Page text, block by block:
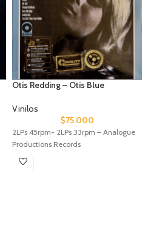
Otis Redding – Otis Blue
Vinilos
$75.000
2LPs 45rpm- 2LPs 33rpm – Analogue
Productions Records